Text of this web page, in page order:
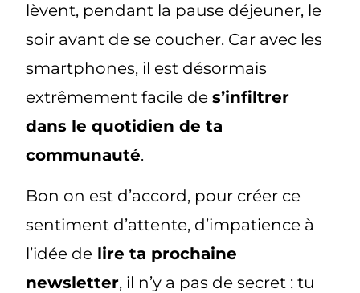
lèvent, pendant la pause déjeuner, le
soir avant de se coucher. Car avec les
smartphones, il est désormais
extrêmement facile des’infiltrer
dans le quotidien de ta
communauté.
Bon on est d’accord, pour créer ce
sentiment d’attente, d’impatience à
l’idée de lire ta prochaine
newsletter, il n’y a pas de secret : tu